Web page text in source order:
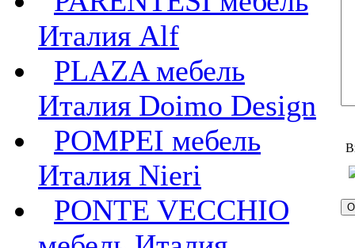
Италия Alf
PLAZA мебель
Италия Doimo Design
POMPEI мебель
Италия Nieri
PONTE VECCHIO